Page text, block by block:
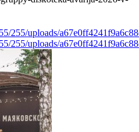
255/uploads/
255/uploads/